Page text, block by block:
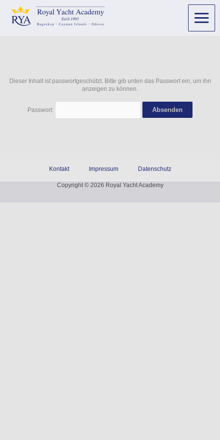
Dieser Inhalt ist passwortgeschützt. Bitte gib unten das Passwort ein, um ihn
anzeigen zu können.
Passwort:
Kontakt Impressum Datenschutz
Copyright © 2026 Royal Yacht Academy